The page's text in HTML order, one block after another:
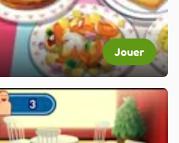
Jouer